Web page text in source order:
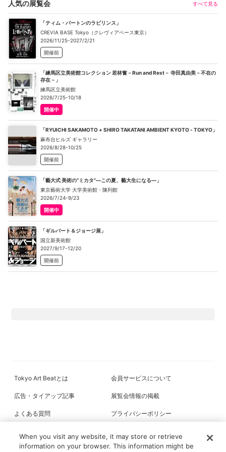
人気の展覧会 すべて見る
「ティム・バートンのラビリンス」
CREVIA BASE Tokyo（クレヴィアベース東京）
2026/11/25-2027/2/21
開催前
「練馬区立美術館コレクション 若林奮－Run and Rest－ 寺田真由美－不在の
存在－」
練馬区立美術館
2026/7/25-10/18
開催中
「RYUICHI SAKAMOTO + SHIRO TAKATANI AMBIENT KYOTO - TOKYO」
麻布台ヒルズ ギャラリー
2026/8/28-10/25
開催前
「藝大式 美術の“ミカタ”―この夏、藝大生になる―」
東京藝術大学 大学美術館・陳列館
2026/7/24-9/23
開催中
「ギルバート＆ジョージ展」
国立新美術館
2027/9/17-12/20
開催前
Tokyo Art Beatとは 会員サービスについて
広告・タイアップ記事 展覧会情報の掲載
よくある質問 プライバシーポリシー
When you visit any website, it may store or retrieve
information on your browser. This information might be